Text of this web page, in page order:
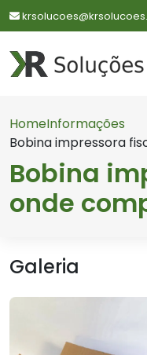
HomeInformações
Bobina impressora
Bobina
onde
Galeria